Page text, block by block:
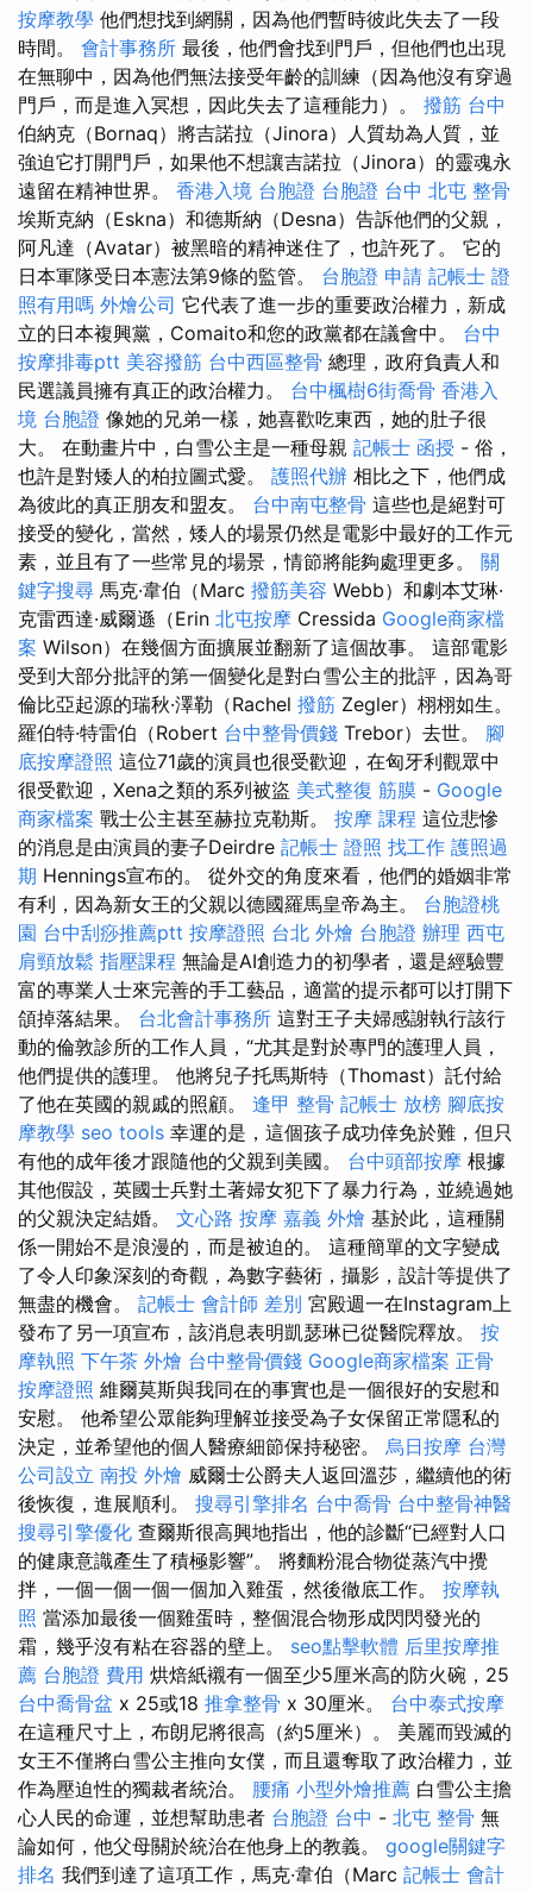
按摩教學 他們想找到網關，因為他們暫時彼此失去了一段
時間。 會計事務所 最後，他們會找到門戶，但他們也出現
在無聊中，因為他們無法接受年齡的訓練（因為他沒有穿過
門戶，而是進入冥想，因此失去了這種能力）。 撥筋 台中
伯納克（Bornaq）將吉諾拉（Jinora）人質劫為人質，並
強迫它打開門戶，如果他不想讓吉諾拉（Jinora）的靈魂永
遠留在精神世界。 香港入境 台胞證 台胞證 台中 北屯 整骨
埃斯克納（Eskna）和德斯納（Desna）告訴他們的父親，
阿凡達（Avatar）被黑暗的精神迷住了，也許死了。 它的
日本軍隊受日本憲法第9條的監管。 台胞證 申請 記帳士 證
照有用嗎 外燴公司 它代表了進一步的重要政治權力，新成
立的日本複興黨，Comaito和您的政黨都在議會中。 台中
按摩排毒ptt 美容撥筋 台中西區整骨 總理，政府負責人和
民選議員擁有真正的政治權力。 台中楓樹6街喬骨 香港入
境 台胞證 像她的兄弟一樣，她喜歡吃東西，她的肚子很
大。 在動畫片中，白雪公主是一種母親 記帳士 函授 - 俗，
也許是對矮人的柏拉圖式愛。 護照代辦 相比之下，他們成
為彼此的真正朋友和盟友。 台中南屯整骨 這些也是絕對可
接受的變化，當然，矮人的場景仍然是電影中最好的工作元
素，並且有了一些常見的場景，情節將能夠處理更多。 關
鍵字搜尋 馬克·韋伯（Marc 撥筋美容 Webb）和劇本艾琳·
克雷西達·威爾遜（Erin 北屯按摩 Cressida Google商家檔
案 Wilson）在幾個方面擴展並翻新了這個故事。 這部電影
受到大部分批評的第一個變化是對白雪公主的批評，因為哥
倫比亞起源的瑞秋·澤勒（Rachel 撥筋 Zegler）栩栩如生。
羅伯特·特雷伯（Robert 台中整骨價錢 Trebor）去世。 腳
底按摩證照 這位71歲的演員也很受歡迎，在匈牙利觀眾中
很受歡迎，Xena之類的系列被盜 美式整復 筋膜 - Google
商家檔案 戰士公主甚至赫拉克勒斯。 按摩 課程 這位悲慘
的消息是由演員的妻子Deirdre 記帳士 證照 找工作 護照過
期 Hennings宣布的。 從外交的角度來看，他們的婚姻非常
有利，因為新女王的父親以德國羅馬皇帝為主。 台胞證桃
園 台中刮痧推薦ptt 按摩證照 台北 外燴 台胞證 辦理 西屯
肩頸放鬆 指壓課程 無論是AI創造力的初學者，還是經驗豐
富的專業人士來完善的手工藝品，適當的提示都可以打開下
頜掉落結果。 台北會計事務所 這對王子夫婦感謝執行該行
動的倫敦診所的工作人員，“尤其是對於專門的護理人員，
他們提供的護理。 他將兒子托馬斯特（Thomast）託付給
了他在英國的親戚的照顧。 逢甲 整骨 記帳士 放榜 腳底按
摩教學 seo tools 幸運的是，這個孩子成功倖免於難，但只
有他的成年後才跟隨他的父親到美國。 台中頭部按摩 根據
其他假設，英國士兵對土著婦女犯下了暴力行為，並繞過她
的父親決定結婚。 文心路 按摩 嘉義 外燴 基於此，這種關
係一開始不是浪漫的，而是被迫的。 這種簡單的文字變成
了令人印象深刻的奇觀，為數字藝術，攝影，設計等提供了
無盡的機會。 記帳士 會計師 差別 宮殿週一在Instagram上
發布了另一項宣布，該消息表明凱瑟琳已從醫院釋放。 按
摩執照 下午茶 外燴 台中整骨價錢 Google商家檔案 正骨
按摩證照 維爾莫斯與我同在的事實也是一個很好的安慰和
安慰。 他希望公眾能夠理解並接受為子女保留正常隱私的
決定，並希望他的個人醫療細節保持秘密。 烏日按摩 台灣
公司設立 南投 外燴 威爾士公爵夫人返回溫莎，繼續他的術
後恢復，進展順利。 搜尋引擎排名 台中喬骨 台中整骨神醫
搜尋引擎優化 查爾斯很高興地指出，他的診斷“已經對人口
的健康意識產生了積極影響”。 將麵粉混合物從蒸汽中攪
拌，一個一個一個一個加入雞蛋，然後徹底工作。 按摩執
照 當添加最後一個雞蛋時，整個混合物形成閃閃發光的
霜，幾乎沒有粘在容器的壁上。 seo點擊軟體 后里按摩推
薦 台胞證 費用 烘焙紙襯有一個至少5厘米高的防火碗，25
台中喬骨盆 x 25或18 推拿整骨 x 30厘米。 台中泰式按摩
在這種尺寸上，布朗尼將很高（約5厘米）。 美麗而毀滅的
女王不僅將白雪公主推向女僕，而且還奪取了政治權力，並
作為壓迫性的獨裁者統治。 腰痛 小型外燴推薦 白雪公主擔
心人民的命運，並想幫助患者 台胞證 台中 - 北屯 整骨 無
論如何，他父母關於統治在他身上的教義。 google關鍵字
排名 我們到達了這項工作，馬克·韋伯（Marc 記帳士 會計